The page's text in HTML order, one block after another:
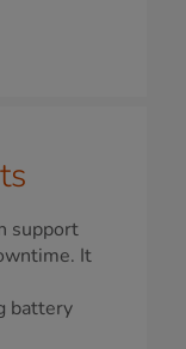
support
It
battery